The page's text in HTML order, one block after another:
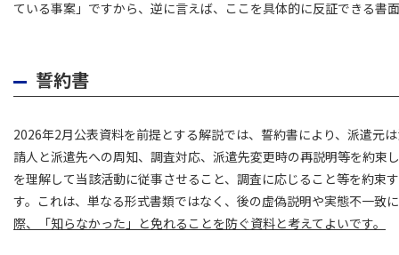
ている事案」ですから、逆に言えば、ここを具体的に反証できる書
誓約書
2026年2月公表資料を前提とする解説では、誓約書により、派遣元
請人と派遣先への周知、調査対応、派遣先変更時の再説明等を約束
を理解して当該活動に従事させること、調査に応じること等を約束
す。これは、単なる形式書類ではなく、後の虚偽説明や実態不一致
際、「知らなかった」と免れることを防ぐ資料と考えてよいです。